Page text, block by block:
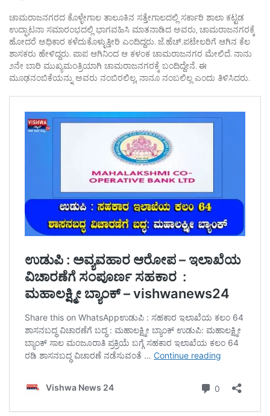
ಚಾಮರಾಜನಗರದ ಕೊಳ್ಳೇಗಾಲ ತಾಲೂಕಿನ ಸತ್ತೇಗಾಲದಲ್ಲಿ ಸರ್ಕಾರಿ ಶಾಲಾ ಕಟ್ಟಡ
ಉದ್ಘಾಟನಾ ಸಮಾರಂಭದಲ್ಲಿ ಭಾಗವಹಿಸಿ ಮಾತನಾಡಿದ ಅವರು, ಚಾಮರಾಜನಗರಕ್ಕೆ
ಹೋದರೆ ಅಧಿಕಾರ ಕಳೆದುಕೊಳ್ಳುತ್ತೀರಿ ಎಂದಿದ್ದರು. ಜೆ.ಹೆಚ್.ಪಟೇಲರಿಗೆ ಆಗಿನ ಕೆಲ
ಶಾಸಕರು ಹೇಳಿದ್ದರು. ಪಾಪ ಆಗಿನಿಂದ ಆ ಕಳಂಕ ಚಾಮರಾಜನಗರ ಮೇಲಿದೆ. ನಾನು
೨ನೇ ಬಾರಿ ಮುಖ್ಯಮಂತ್ರಿಯಾಗಿ ಚಾಮರಾಜನಗರಕ್ಕೆ ಬಂದಿದ್ದೇನೆ. ಈ
ಮೂಢನಂಬಿಕೆಯನ್ನು ಅವರು ನಂಬಿರಲಿಲ್ಲ, ನಾನೂ ನಂಬಲಿಲ್ಲ ಎಂದು ತಿಳಿಸಿದರು.